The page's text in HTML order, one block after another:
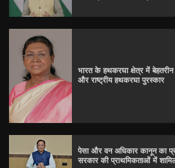
भारत के हथकरघा क्षेत्र में
और राष्ट्रीय हथकरघा पुरस्कार
पेसा और वन अधिकार कानून का
सरकार की प्राथमिकताओं में